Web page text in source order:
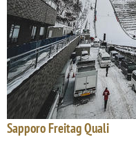
Sapporo Freitag Quali